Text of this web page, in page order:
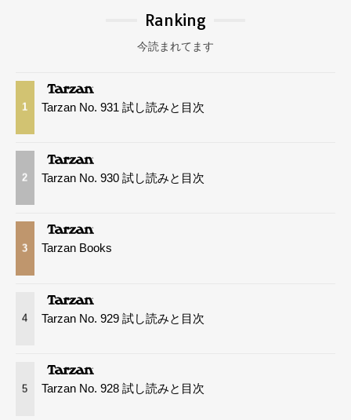
Ranking
今読まれてます
1 Tarzan No. 931 試し読みと目次
2 Tarzan No. 930 試し読みと目次
3 Tarzan Books
4 Tarzan No. 929 試し読みと目次
5 Tarzan No. 928 試し読みと目次